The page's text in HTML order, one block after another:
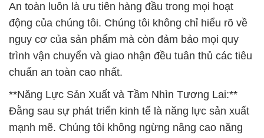
An toàn luôn là ưu tiên hàng đầu trong mọi hoạt
động của chúng tôi. Chúng tôi không chỉ hiểu rõ về
nguy cơ của sản phẩm mà còn đảm bảo mọi quy
trình vận chuyển và giao nhận đều tuân thủ các tiêu
chuẩn an toàn cao nhất.
**Năng Lực Sản Xuất và Tầm Nhìn Tương Lai:**
Đằng sau sự phát triển kinh tế là năng lực sản xuất
mạnh mẽ. Chúng tôi không ngừng nâng cao năng